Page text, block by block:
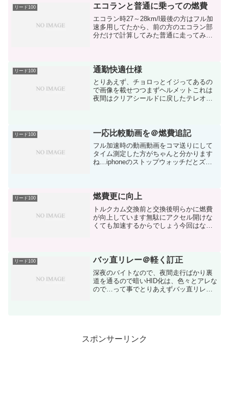
リード100 エコランと普通に乗っての燃費
エコラン時27～28km/l最後の方はフル加
速多用してたから、前の方のエコラン部
分だけで計算してみた普通に走ってみて
リード100 通勤快適仕様
とりあえず、チョロっとイジってあるの
で画像を載せつつまずヘルメットこれは
夜間はクリアシールドに戻したテレオス2
2/9875円OGK...
リード100 一応比較動画を＠燃費追記
フル加速時の動画動画をコマ送りにして
タイム測定した方がちゃんと分かります
ね…iphoneのストップウォッチだとズレ
リジウムの新品を入...
リード100 燃費更に向上
トルクカム交換前と交換後明らかに燃費
が向上しています無駄にアクセル開けな
くても加速するからでしょう今回はなる
渋滞している道使...
リード100 バッ直リレー＠軽く訂正
深夜のバイトなので、夜間走行ばかり裏
道を通るので暗いHID化は、色々とアレな
ので…って事でとりあえずバッ直リレー
スポンサーリンク